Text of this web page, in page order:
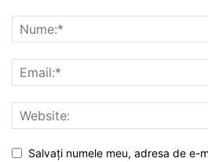
Salvați numele meu, adresa de e-